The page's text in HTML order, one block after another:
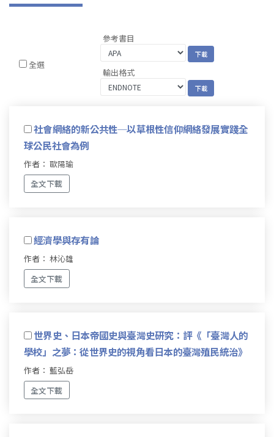
全選
參考書目
輸出格式
社會網絡的新公共性─以草根性信仰網絡發展實踐全
球公民社會為例
作者： 歐陽瑜
全文下載
經濟學與存有論
作者： 林沁雄
全文下載
世界史、日本帝國史與臺灣史研究：評《「臺灣人的
學校」之夢：從世界史的視角看日本的臺灣殖民統治》
作者： 藍弘岳
全文下載